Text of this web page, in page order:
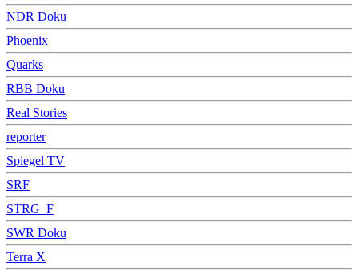
NDR Doku
Phoenix
Quarks
RBB Doku
Real Stories
reporter
Spiegel TV
SRF
STRG_F
SWR Doku
Terra X